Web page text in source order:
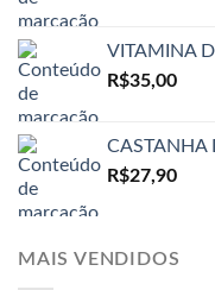
VITAMINA
R$35,00
CASTANHA
R$27,90
MAIS VENDIDOS